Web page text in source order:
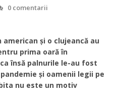
0 comentarii
și o clujeancă au
prima oară în
însă palnurile le-au fost
și oamenii legii pe
nu este un motiv